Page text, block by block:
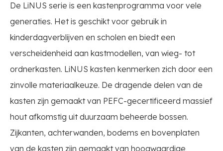
De LiNUS serie is een kastenprogramma voor vele
generaties. Het is geschikt voor gebruik in
kinderdagverblijven en scholen en biedt een
verscheidenheid aan kastmodellen, van wieg- tot
ordnerkasten. LiNUS kasten kenmerken zich door een
zinvolle materiaalkeuze. De dragende delen van de
kasten zijn gemaakt van PEFC-gecertificeerd massief
hout afkomstig uit duurzaam beheerde bossen.
Zijkanten, achterwanden, bodems en bovenplaten
van de kasten zijn gemaakt van hoogwaardige